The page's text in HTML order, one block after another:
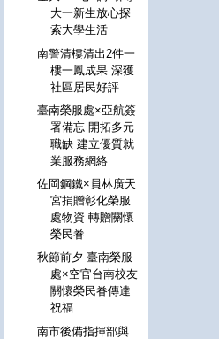
大一新生放心探
索大學生活
南警清樓清出2件一
樓一鳳成果 深獲
社區居民好評
臺南榮服處×亞航簽
署備忘 開拓多元
職缺 建立優質就
業服務網絡
佐岡鋼鐵×員林廣天
宮捐贈彰化榮服
處物資 轉贈關懷
榮民眷
秋節前夕 臺南榮服
處×空官台南校友
關懷榮民眷傳達
祝福
南市後備指揮部與